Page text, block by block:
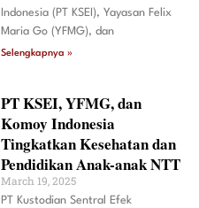
Indonesia (PT KSEI), Yayasan Felix
Maria Go (YFMG), dan
Selengkapnya »
PT KSEI, YFMG, dan
Komoy Indonesia
Tingkatkan Kesehatan dan
Pendidikan Anak-anak NTT
March 19, 2025
PT Kustodian Sentral Efek